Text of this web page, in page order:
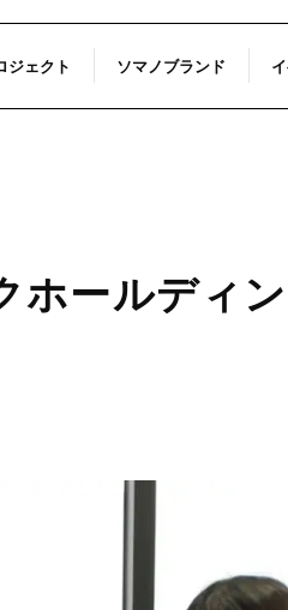
ジェクト ソマノブランド
ホールディ